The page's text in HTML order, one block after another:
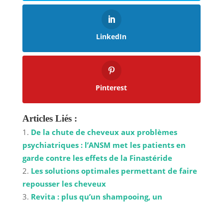
LinkedIn
Pinterest
Articles Liés :
De la chute de cheveux aux problèmes
psychiatriques : l’ANSM met les patients en
garde contre les effets de la Finastéride
Les solutions optimales permettant de faire
repousser les cheveux
Revita : plus qu’un shampooing, un